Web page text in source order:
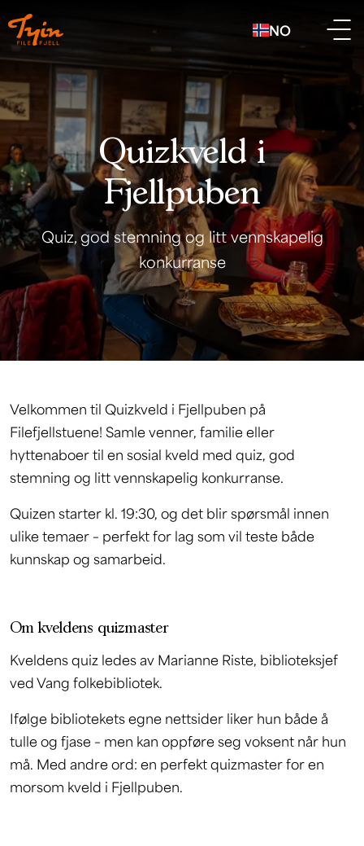
NO
Quizkveld i
Fjellpuben
Quiz, god stemning og litt vennskapelig
konkurranse
Velkommen til Quizkveld i Fjellpuben på
Filefjellstuene! Samle venner, familie eller
hyttenaboer til en sosial kveld med quiz, god
stemning og litt vennskapelig konkurranse.
Quizen starter kl. 19:30, og det blir spørsmål innen
ulike temaer – perfekt for lag som vil teste både
kunnskap og samarbeid.
Om kveldens quizmaster
Kveldens quiz ledes av Marianne Riste, biblioteksjef
ved Vang folkebibliotek.
Ifølge bibliotekets egne nettsider liker hun både å
tulle og fjase – men kan oppføre seg voksent når hun
må. Med andre ord: en perfekt quizmaster for en
morsom kveld i Fjellpuben.